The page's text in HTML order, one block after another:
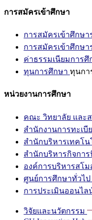
การสมัครเข้าศึกษา
การสมัครเข้าศึก
การสมัครเข้าศึกษ
ค่าธรรมเนียมการศึ
ทุนการศึกษา ทุนกา
หน่วยงานการศึกษา
คณะ วิทยาลัย และ
สำนักงานการทะเบี
สำนักบริหารเทคโน
สำนักบริหารกิจกา
องค์การบริหารสโ
ศูนย์การศึกษาทั่วไป
การประเมินออนไล
วิจัยและนวัตกรรม